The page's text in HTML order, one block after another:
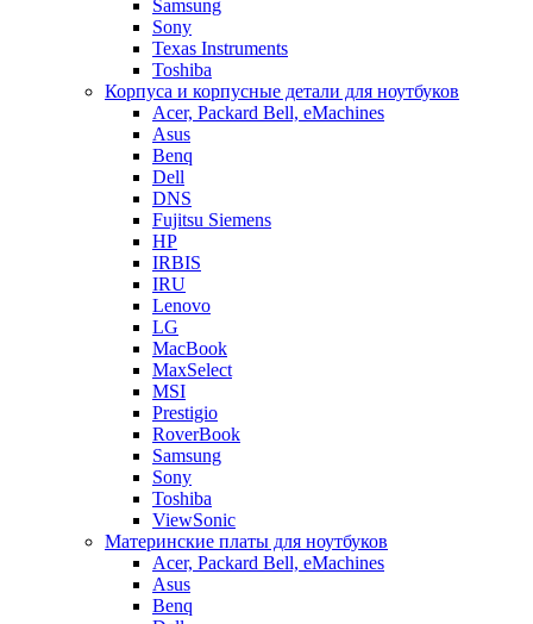
Samsung
Sony
Texas Instruments
Toshiba
Корпуса и корпусные детали для ноутбуков
Acer, Packard Bell, eMachines
Asus
Benq
Dell
DNS
Fujitsu Siemens
HP
IRBIS
IRU
Lenovo
LG
MacBook
MaxSelect
MSI
Prestigio
RoverBook
Samsung
Sony
Toshiba
ViewSonic
Материнские платы для ноутбуков
Acer, Packard Bell, eMachines
Asus
Benq